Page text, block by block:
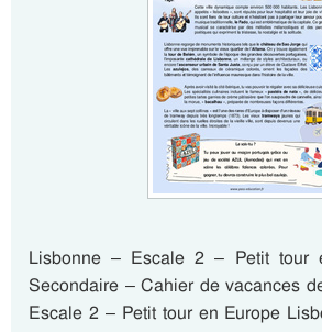
Lisbonne – Escale 2 – Petit tour
Secondaire – Cahier de vacances
Escale 2 – Petit tour en Europe